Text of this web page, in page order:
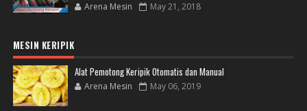
Arena Mesin May 21, 2018
MESIN KERIPIK
Alat Pemotong Keripik Otomatis dan Manual
Arena Mesin May 06, 2019